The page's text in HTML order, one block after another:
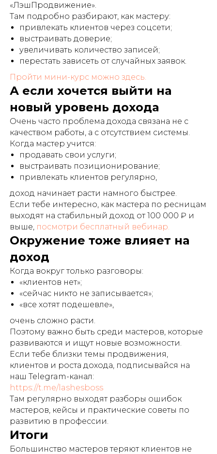
«ЛэшПродвижение».
Там подробно разбирают, как мастеру:
привлекать клиентов через соцсети;
выстраивать доверие;
увеличивать количество записей;
перестать зависеть от случайных заявок.
Пройти мини-курс можно здесь.
А если хочется выйти на
новый уровень дохода
Очень часто проблема дохода связана не с
качеством работы, а с отсутствием системы.
Когда мастер учится:
продавать свои услуги;
выстраивать позиционирование;
привлекать клиентов регулярно,
доход начинает расти намного быстрее.
Если тебе интересно, как мастера по ресницам
выходят на стабильный доход от 100 000 ₽ и
выше, посмотри бесплатный вебинар.
Окружение тоже влияет на
доход
Когда вокруг только разговоры:
«клиентов нет»;
«сейчас никто не записывается»;
«все хотят подешевле»,
очень сложно расти.
Поэтому важно быть среди мастеров, которые
развиваются и ищут новые возможности.
Если тебе близки темы продвижения,
клиентов и роста дохода, подписывайся на
наш Telegram-канал:
https://t.me/lashesboss
Там регулярно выходят разборы ошибок
мастеров, кейсы и практические советы по
развитию в профессии.
Итоги
Большинство мастеров теряют клиентов не